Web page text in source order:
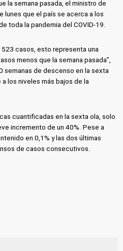
la semana pasada, el ministro de
lunes que el país se acerca a los
toda la pandemia del COVID-19.
523 casos, esto representa una
menos que la semana pasada”,
semanas de descenso en la sexta
los niveles más bajos de la
cuantificadas en la sexta ola, solo
incremento de un 40%. Pese a
en 0,1% y las dos últimas
de casos consecutivos.